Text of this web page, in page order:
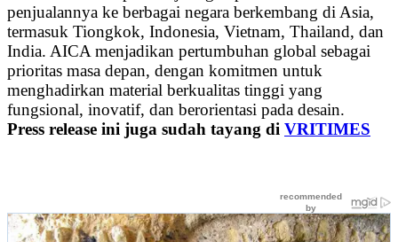
penjualannya ke berbagai negara berkembang di Asia,
termasuk Tiongkok, Indonesia, Vietnam, Thailand, dan
India. AICA menjadikan pertumbuhan global sebagai
prioritas masa depan, dengan komitmen untuk
menghadirkan material berkualitas tinggi yang
fungsional, inovatif, dan berorientasi pada desain.
Press release ini juga sudah tayang di VRITIMES